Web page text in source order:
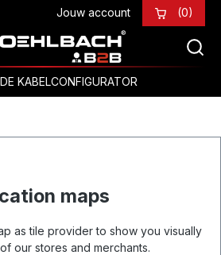
Jouw account (0)
KABELCONFIGURATOR
maps
as tile provider to show you visually
our stores and merchants.